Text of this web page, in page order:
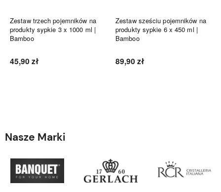
Zestaw trzech pojemników na
produkty sypkie 3 x 1000 ml |
Bamboo
45,90 zł
Zestaw sześciu pojemników na
produkty sypkie 6 x 450 ml |
Bamboo
89,90 zł
Nasze Marki